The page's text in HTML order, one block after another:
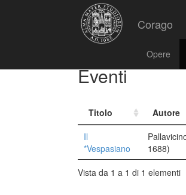
Corago
Opere
Eventi
Titolo
Autore
Il
*Vespasiano
1688)
Vista da 1 a 1 di 1 elementi